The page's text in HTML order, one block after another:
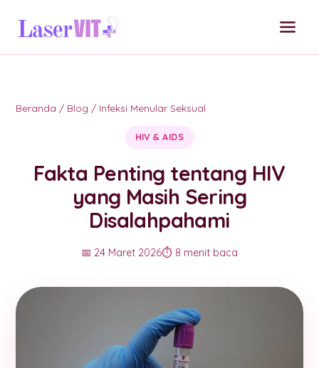
Beranda / Blog / Infeksi Menular Seksual
HIV & AIDS
Fakta Penting tentang HIV
yang Masih Sering
Disalahpahami
📅 24 Maret 2026⏱️ 8 menit baca